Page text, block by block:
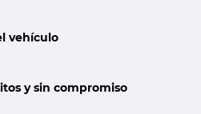
vehículo
y sin compromiso